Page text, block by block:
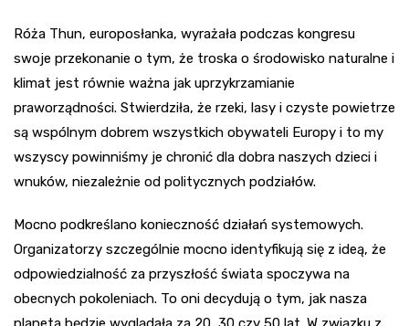
Róża Thun, europosłanka, wyrażała podczas kongresu
swoje przekonanie o tym, że troska o środowisko naturalne i
klimat jest równie ważna jak uprzykrzamianie
praworządności. Stwierdziła, że rzeki, lasy i czyste powietrze
są wspólnym dobrem wszystkich obywateli Europy i to my
wszyscy powinniśmy je chronić dla dobra naszych dzieci i
wnuków, niezależnie od politycznych podziałów.
Mocno podkreślano konieczność działań systemowych.
Organizatorzy szczególnie mocno identyfikują się z ideą, że
odpowiedzialność za przyszłość świata spoczywa na
obecnych pokoleniach. To oni decydują o tym, jak nasza